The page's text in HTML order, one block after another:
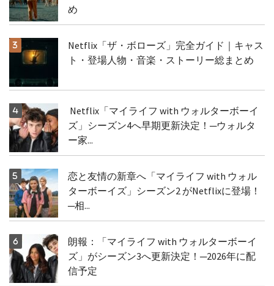
め
Netflix「ザ・ボローズ」完全ガイド｜キャス
ト・登場人物・音楽・ストーリー総まとめ
Netflix「マイライフ with ウォルターボーイ
ズ」シーズン4へ早期更新決定！─ウォルタ
ー家...
恋と友情の新章へ「マイライフ with ウォル
ターボーイズ」シーズン2 がNetflixに登場！
─相...
朗報：「マイライフ with ウォルターボーイ
ズ」がシーズン3へ更新決定！─2026年に配
信予定